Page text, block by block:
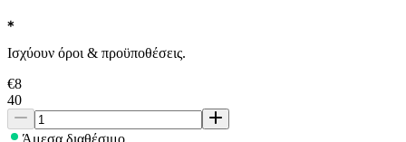
Ισχύουν όροι & προϋποθέσεις.
€8
40
Άμεσα διαθέσιμο